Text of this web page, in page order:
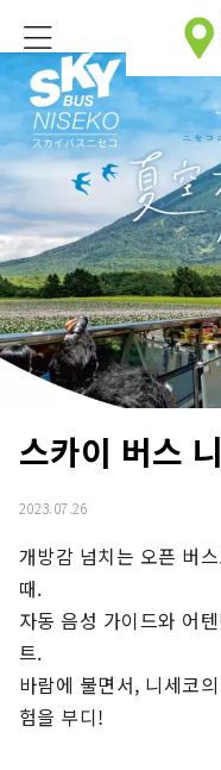
스카이 버스
2023.07.26
개방감 넘치는 오픈 버
때.
자동 음성 가이드와 어
트.
바람에 불면서, 니세코
험을 부디!